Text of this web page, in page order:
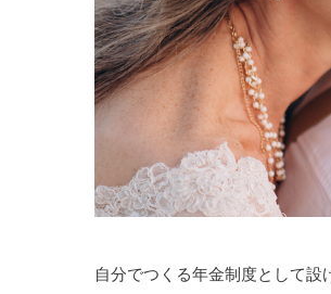
自分でつくる年金制度として設